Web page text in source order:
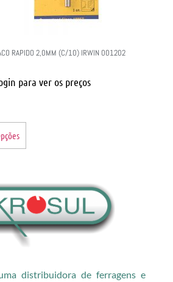
RAPIDO 2,0MM (C/10) IRWIN 001202
para ver os preços
distribuidora de ferragens e